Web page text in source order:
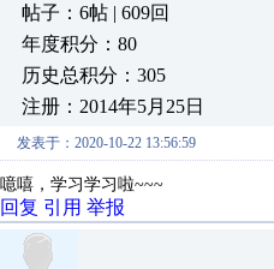
帖子：6帖 | 609回
年度积分：80
历史总积分：305
注册：2014年5月25日
发表于：2020-10-22 13:56:59
噫嘻，学习学习啦~~~
回复 引用 举报